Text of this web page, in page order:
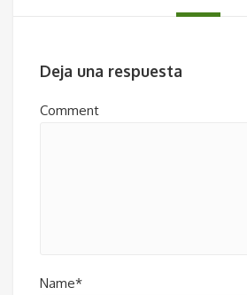
Deja una respuesta
Comment
Name*